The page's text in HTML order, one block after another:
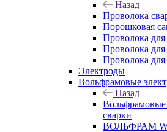
Назад
Проволока
Порошковая
Проволока
Проволока
Проволока для
Электроды
Вольфрамовые
Назад
Вольфрамовые
сварки
ВОЛЬФРАМ